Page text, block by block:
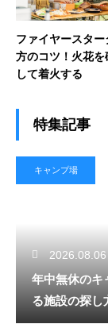
ファイヤースタ
方のコツ！火花を
して着火する
特集記事
キャンプ場
2026.08.06
年中無休のキ
る施設の探し